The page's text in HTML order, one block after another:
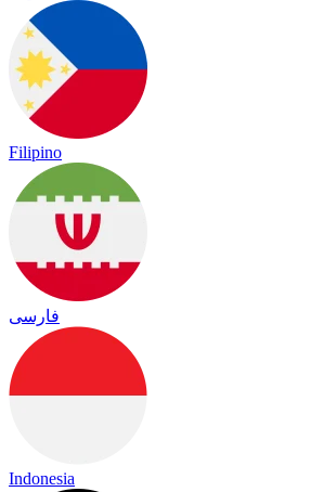
Filipino
فارسی
Indonesia